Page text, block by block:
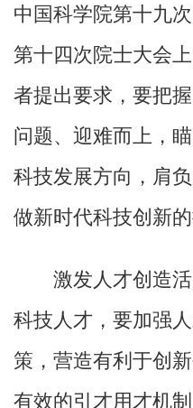
中国科学院第十九
第十四次院士大会
者提出要求，要把
问题、迎难而上，
科技发展方向，肩
做新时代科技创新的
激发人才创造活
科技人才，要加强
策，营造有利于创
有效的引才用才机